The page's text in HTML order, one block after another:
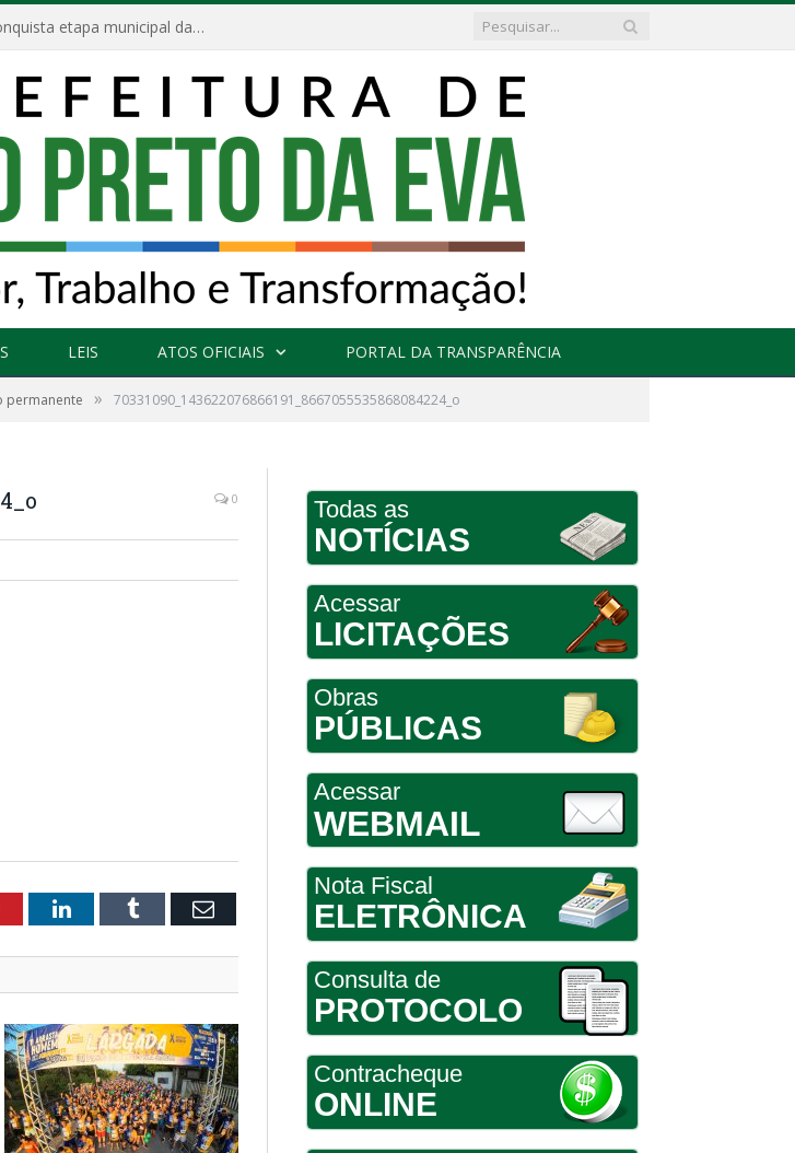
Escola Municipal Divino Espírito Santo conquista etapa municipal da V Feira Amazonense de Matemática
LEIS ATOS OFICIAIS PORTAL DA TRANSPARÊNCIA
permanente » 70331090_143622076866191_8667055535868084224_o
0
LinkedInTumblr Email
Todas as
NOTÍCIAS
Acessar
LICITAÇÕES
Obras
PÚBLICAS
Acessar
WEBMAIL
Nota Fiscal
ELETRÔNICA
Consulta de
PROTOCOLO
Contracheque
ONLINE